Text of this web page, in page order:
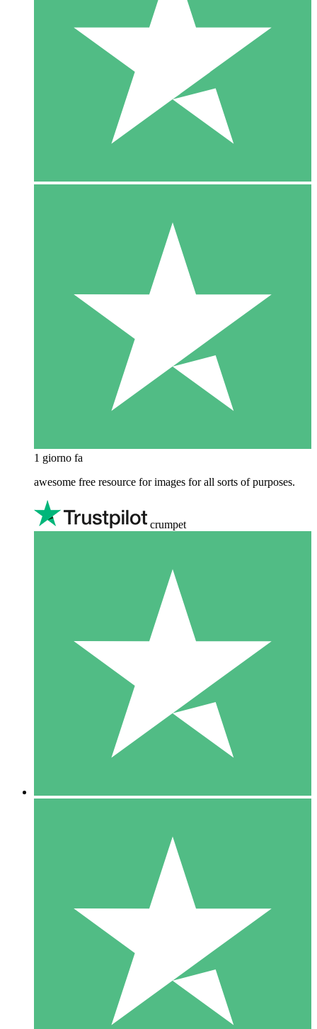
1 giorno fa
awesome free resource for images for all sorts of purposes.
crumpet